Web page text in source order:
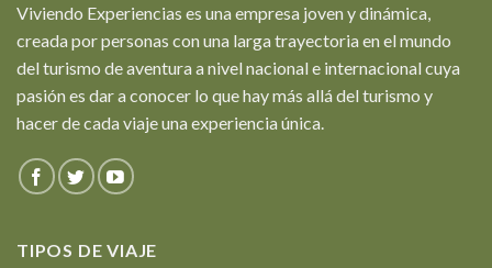
Viviendo Experiencias es una empresa joven y dinámica,
creada por personas con una larga trayectoria en el mundo
del turismo de aventura a nivel nacional e internacional cuya
pasión es dar a conocer lo que hay más allá del turismo y
hacer de cada viaje una experiencia única.
TIPOS DE VIAJE